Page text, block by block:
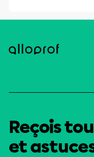
Reçois
et